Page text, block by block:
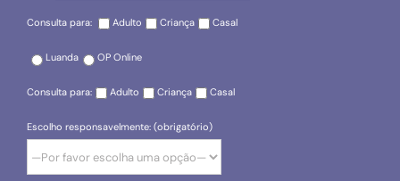
Consulta para: Adulto Criança Casal
Luanda OP Online
Consulta para: Adulto Criança Casal
Escolho responsavelmente: (obrigatório)